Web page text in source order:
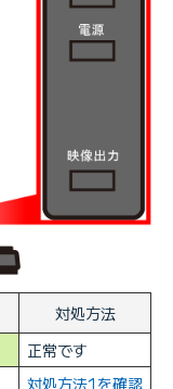
対処方法
正常です
対処方法1を確認